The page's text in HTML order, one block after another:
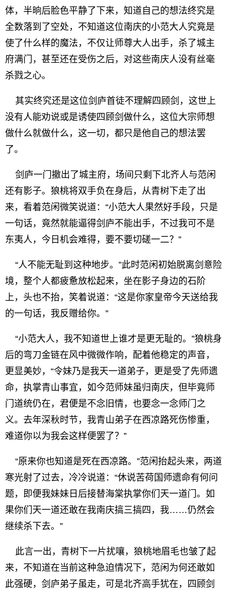
体，半晌后脸色平静了下来，知道自己的想法终究是
全数落到了空处，不知道这位南庆的小范大人究竟是
使了什么样的魔法，不仅让师尊大人出手，杀了城主
府满门，甚至还在受伤之后，对这些南庆人没有丝毫
杀戮之心。
其实终究还是这位剑庐首徒不理解四顾剑，这世上
没有人能劝说或是诱使四顾剑做什么，这位大宗师想
做什么就做什么，这一切，都只是他自己的想法罢
了。
剑庐一门撤出了城主府，场间只剩下北齐人与范闲
还有影子。狼桃将双手负在身后，从青树下走了出
来，看着范闲微笑说道：“小范大人果然好手段，只是
一句话，竟然就能逼得剑庐不能出手，不过我可不是
东夷人，今日机会难得，要不要切磋一二？”
“人不能无耻到这种地步。”此时范闲初始脱离剑意险
境，整个人都疲惫放松起来，坐在影子身边的石阶
上，头也不抬，笑着说道：“这是你家皇帝今天送给我
的一句话，我反赠给你。”
“小范大人，我不知道世上谁才是更无耻的。”狼桃身
后的弯刀金链在风中微微作响，配着他稳定的声音，
更显美妙，“令妹乃是我天一道弟子，更是受了先师遗
命，执掌青山事宜，如今范师妹虽归南庆，但毕竟师
门道统仍在，君便是不念旧情，也要念一念师门之
义。去年深秋时节，我青山弟子在西凉路死伤惨重，
难道你以为我会这样便罢了？”
“原来你也知道是死在西凉路。”范闲抬起头来，两道
寒光射了过去，冷冷说道：“休说苦荷国师遗命有何问
题，即便我妹妹日后接替海棠执掌你们天一道门。如
果你们天一道还敢在我南庆搞三搞四，我……仍然会
继续杀下去。”
此言一出，青树下一片扰嚷，狼桃地眉毛也皱了起
来，不知道在当前这种急迫情况下，范闲为何还敢如
此强硬，剑庐弟子虽走，可是北齐高手犹在，四顾剑